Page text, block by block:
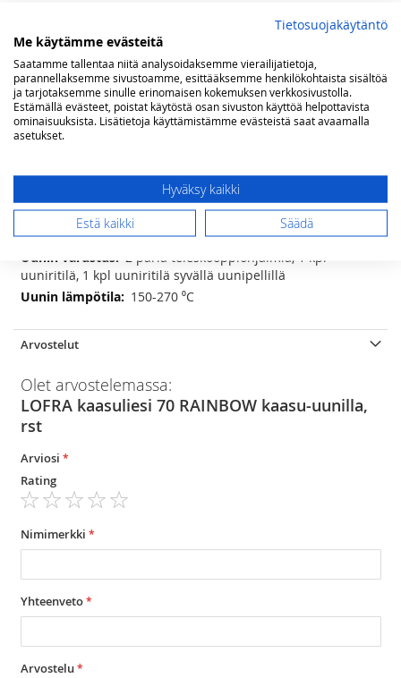
mattamustana, norsunluunvalkoisena, helmenvalkoisena ja
viininpunaisena Saatavana neste- tai maakaasulle säädettynä.
Lisätietoja
Lisätietoja(lxsxk) 70 x 60 x 85(-90) cm
1,1 kW, 1,75 kW, 2x2,8 kW ja kolmikehäinen
5 kpl alumiinirungoilla
3-osainen, valurautaa
3 toimintoa; kiertoilma, grillivastus, valo
72 litraa
2 paria teleskooppiohjaimia, 1 kpl
uuniritilä, 1 kpl uuniritilä syvällä uunipellillä
150-270 ⁰C
Arvostelut
Olet arvostelemassa:
LOFRA kaasuliesi 70 RAINBOW kaasu-uunilla,
rst
Arviosi
Rating
star
stars
stars
stars
stars
Nimimerkki
Yhteenveto
Arvostelu
Tietosuojakäytäntö
Me käytämme evästeitä
Saatamme tallentaa niitä analysoidaksemme vierailijatietoja,
parannellaksemme sivustoamme, esittääksemme henkilökohtaista sisältöä
ja tarjotaksemme sinulle erinomaisen kokemuksen verkkosivustolla.
Estämällä evästeet, poistat käytöstä osan sivuston käyttöä helpottavista
ominaisuuksista. Lisätietoja käyttämistämme evästeistä saat avaamalla
asetukset.
Hyväksy kaikki
Estä kaikki Säädä